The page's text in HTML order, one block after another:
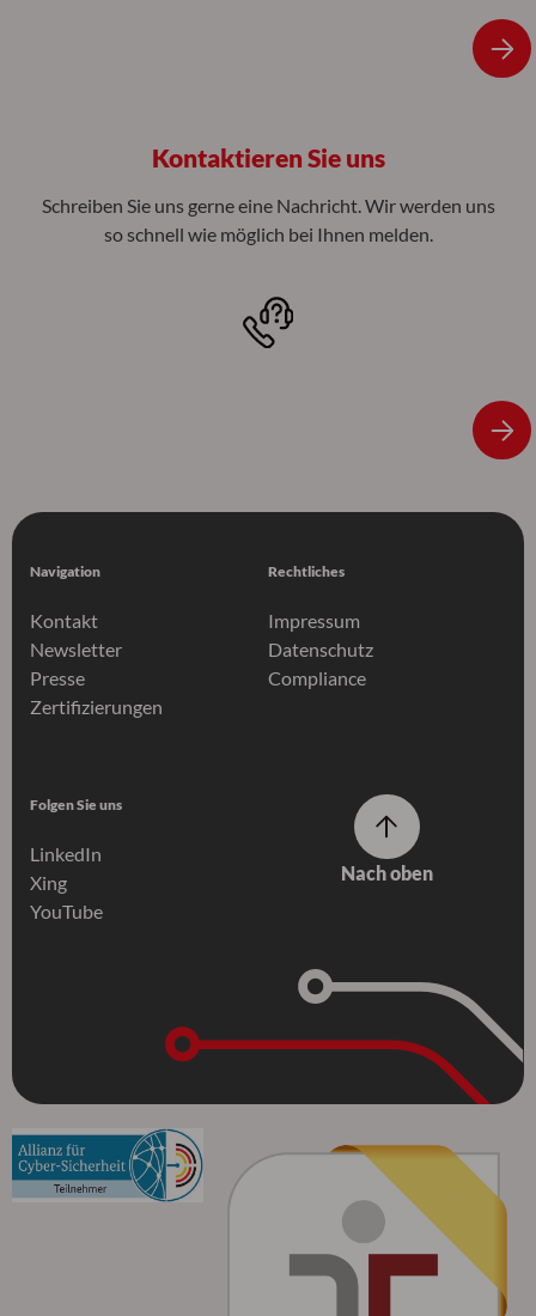
Kontaktieren Sie uns
Schreiben Sie uns gerne eine Nachricht. Wir werden uns
so schnell wie möglich bei Ihnen melden.
Navigation
Kontakt
Newsletter
Presse
Zertifizierungen
Rechtliches
Impressum
Datenschutz
Compliance
Folgen Sie uns
LinkedIn
Xing
YouTube
Nach oben